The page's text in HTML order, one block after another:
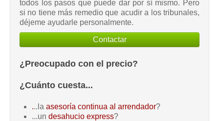
todos los pasos que puede dar por sí mismo. Pero
si no tiene más remedio que acudir a los tribunales,
déjeme ayudarle personalmente.
Contactar
¿Preocupado con el precio?
¿Cuánto cuesta...
...la asesoría continua al arrendador?
...un desahucio express?